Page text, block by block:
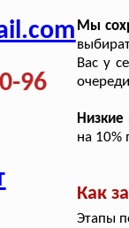
96
Мы
Вас у
на 10%
Как
Этапы